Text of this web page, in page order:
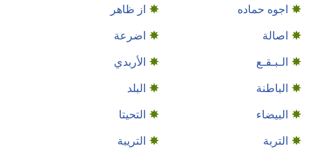
اجوه حماده
از ظاهر
اصالة
اضرعة
الـبـقـع
الأربدي
الباطنة
البلد
البيضاء
التحيتا
التربة
التريبة